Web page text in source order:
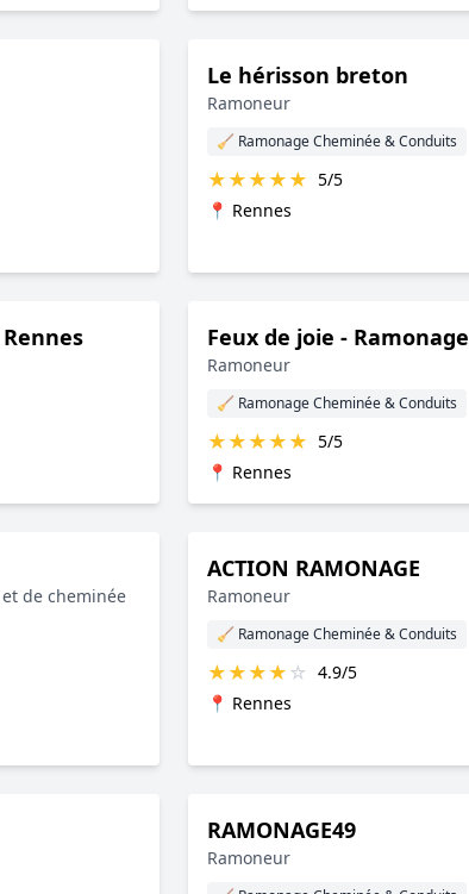
Le hérisson breton
Ramoneur
🧹 Ramonage Cheminée & Conduits
★★★★★ 5/5
📍 Rennes
Feux de joie - Ramonage
Ramoneur
🧹 Ramonage Cheminée & Conduits
★★★★★ 5/5
📍 Rennes
de cheminée
ACTION RAMONAGE
Ramoneur
🧹 Ramonage Cheminée & Conduits
★★★★☆ 4.9/5
📍 Rennes
RAMONAGE49
Ramoneur